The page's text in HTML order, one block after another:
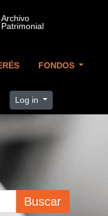
FONDOS
Log in
Buscar